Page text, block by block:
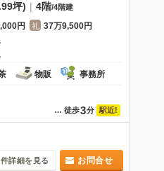
坪) | 4階/4階建
円 礼 37万9,500円
物販 事務所
… 徒歩3分 駅近!
詳細を見る お問合せ